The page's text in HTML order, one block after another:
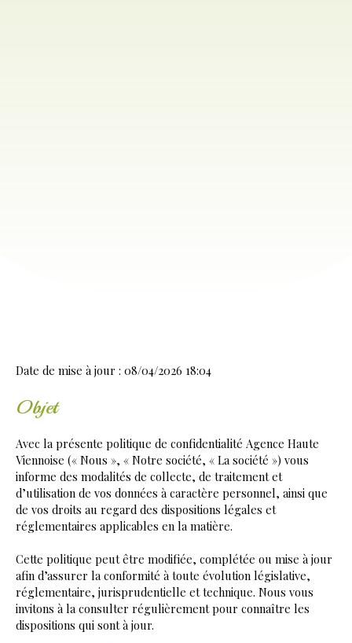
Date de mise à jour : 08/04/2026 18:04
Objet
Avec la présente politique de confidentialité Agence Haute
Viennoise (« Nous », « Notre société, « La société ») vous
informe des modalités de collecte, de traitement et
d’utilisation de vos données à caractère personnel, ainsi que
de vos droits au regard des dispositions légales et
réglementaires applicables en la matière.
Cette politique peut être modifiée, complétée ou mise à jour
afin d’assurer la conformité à toute évolution législative,
réglementaire, jurisprudentielle et technique. Nous vous
invitons à la consulter régulièrement pour connaître les
dispositions qui sont à jour.